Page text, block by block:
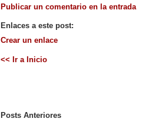
Publicar un comentario en la entrada
Enlaces a este post:
Crear un enlace
<< Ir a Inicio
Posts Anteriores